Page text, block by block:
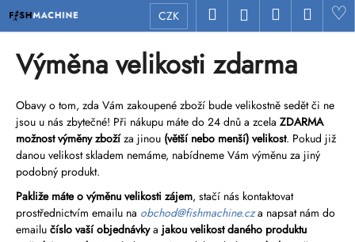
Přejít
CZK Hledat PřihlášeníNákupní
Menu
Výměna velikosti zdarma
Obavy o tom, zda Vám zakoupené zboží bude velikostně sedět či ne
jsou u nás zbytečné! Při nákupu máte do 24 dnů a zcela ZDARMA
možnost výměny zbožíza jinou (větší nebo menší) velikost. Pokud již
danou velikost skladem nemáme, nabídneme Vám výměnu za jiný
podobný produkt.
Pakliže máte o výměnu velikosti zájem, stačí nás kontaktovat
prostřednictvím emailu na obchod@fishmachine.cz a napsat nám do
emailu číslo vaší objednávkya jakou velikost daného produktu
K
o
o
p
o
t
ř
e
b